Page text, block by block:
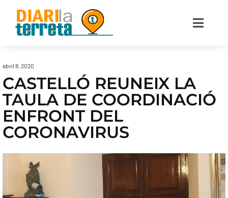
abril 8, 2020
CASTELLÓ REUNEIX LA
TAULA DE COORDINACIÓ
ENFRONT DEL
CORONAVIRUS